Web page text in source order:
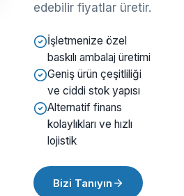
edebilir fiyatlar üretir.
İşletmenize özel
baskılı ambalaj üretimi
Geniş ürün çeşitliliği
ve ciddi stok yapısı
Alternatif finans
kolaylıkları ve hızlı
lojistik
Bizi Tanıyın